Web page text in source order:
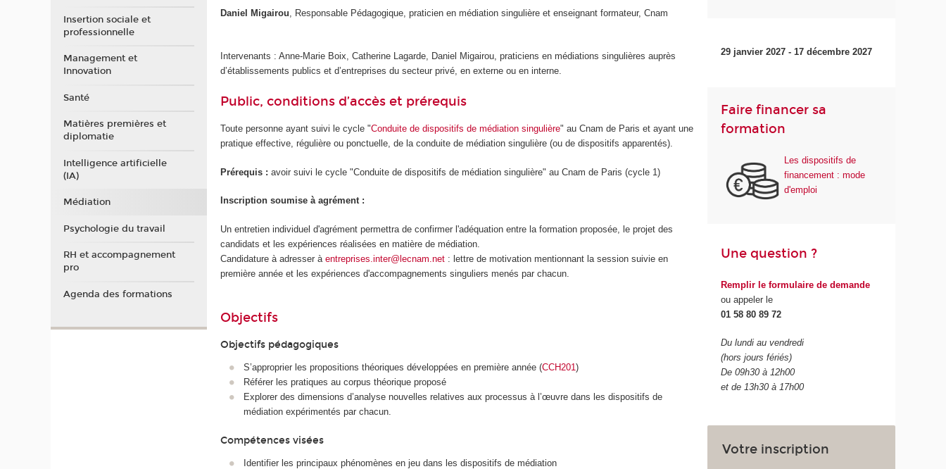
Daniel Migairou , Responsable Pédagogique, praticien en médiation singulière et enseignant formateur, Cnam
Intervenants : Anne-Marie Boix, Catherine Lagarde, Daniel Migairou, praticiens en médiations singulières auprès
d’établissements publics et d’entreprises du secteur privé, en externe ou en interne.
Public, conditions d’accès et prérequis
Toute personne ayant suivi le cycle "Conduite de dispositifs de médiation singulière" au Cnam de Paris et ayant une
pratique effective, régulière ou ponctuelle, de la conduite de médiation singulière (ou de dispositifs apparentés).
Prérequis : avoir suivi le cycle "Conduite de dispositifs de médiation singulière" au Cnam de Paris (cycle 1)
Inscription soumise à agrément :
Un entretien individuel d'agrément permettra de confirmer l'adéquation entre la formation proposée, le projet des
candidats et les expériences réalisées en matière de médiation.
Candidature à adresser àentreprises.inter@lecnam.net : lettre de motivation mentionnant la session suivie en
première année et les expériences d'accompagnements singuliers menés par chacun.
Objectifs
Objectifs pédagogiques
S’approprier les propositions théoriques développées en première année (CCH201)
Référer les pratiques au corpus théorique proposé
Explorer des dimensions d’analyse nouvelles relatives aux processus à l’œuvre dans les dispositifs de
médiation expérimentés par chacun.
Compétences visées
Identifier les principaux phénomènes en jeu dans les dispositifs de médiation
29 janvier 2027 - 17 décembre 2027
Faire financer sa
formation
Les dispositifs de
financement : mode
d'emploi
Une question ?
Remplir le formulaire de demande
ou appeler le
01 58 80 89 72
Du lundi au vendredi
(hors jours fériés)
De 09h30 à 12h00
et de 13h30 à 17h00
Votre inscription
Insertion sociale et
professionnelle
Management et
Innovation
Santé
Matières premières et
diplomatie
Intelligence artificielle
(IA)
Médiation
Psychologie du travail
RH et accompagnement
pro
Agenda des formations